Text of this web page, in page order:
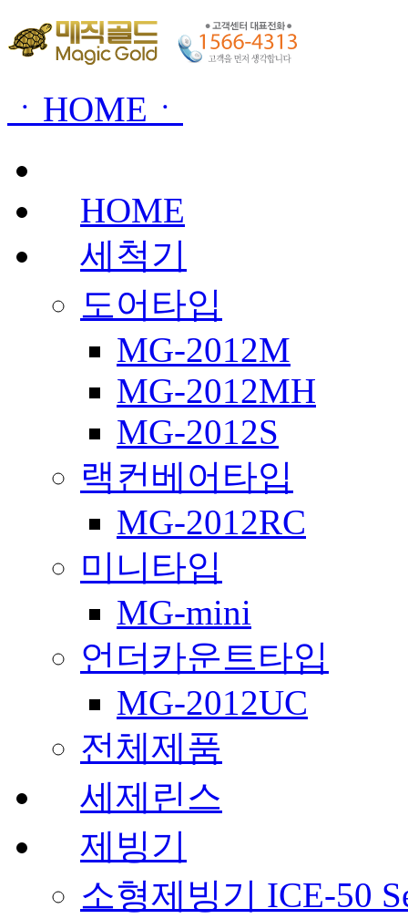
ㆍHOMEㆍ
HOME
세척기
도어타입
MG-2012M
MG-2012MH
MG-2012S
랙컨베어타입
MG-2012RC
미니타입
MG-mini
언더카운트타입
MG-2012UC
전체제품
세제린스
제빙기
소형제빙기 ICE-50